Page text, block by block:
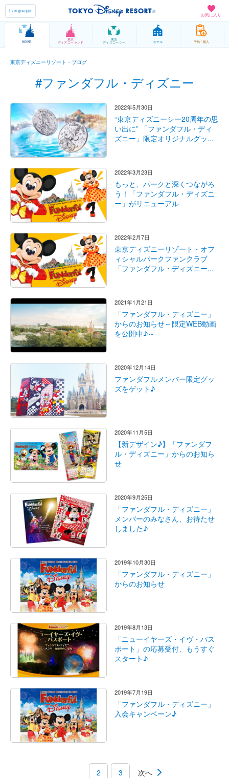
お気に入り
Language
HOME
東京
ディズニーランド
東京
ディズニーシー ホテル 予約 / 購入
東京ディズニーリゾート・ブログ
#ファンダフル・ディズニー
2022年5月30日
“東京ディズニーシー20周年の思
い出に” 「ファンダフル・ディ
ズニー」限定オリジナルグッ...
2022年3月23日
もっと、パークと深くつながろ
う！「ファンダフル・ディズニ
ー」がリニューアル
2022年2月7日
東京ディズニーリゾート・オフ
ィシャルパークファンクラブ
「ファンダフル・ディズニー...
2021年1月21日
「ファンダフル・ディズニー」
からのお知らせ～限定WEB動画
を公開中♪～
2020年12月14日
ファンダフルメンバー限定グッ
ズをゲット♪
2020年11月5日
【新デザイン♪】「ファンダフ
ル・ディズニー」からのお知ら
せ
2020年9月25日
「ファンダフル・ディズニー」
メンバーのみなさん、お待たせ
しました♪
2019年10月30日
「ファンダフル・ディズニー」
からのお知らせ
2019年8月13日
「ニューイヤーズ・イヴ・パス
ポート」の応募受付、もうすぐ
スタート♪
2019年7月19日
「ファンダフル・ディズニー」
入会キャンペーン♪
2 3 次へ